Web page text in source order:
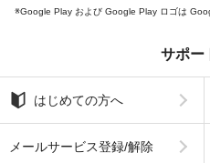
Google Play および Google Play ロゴは
サポー
はじめての方へ
メールサービス登録/解除